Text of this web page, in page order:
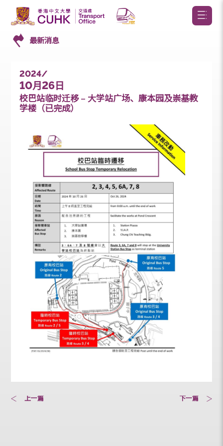
最新消息
2024/
10月26日
校巴站临时迁移 – 大学站广场、康本园及崇基教